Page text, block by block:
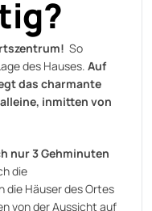
So
des Hauses. Auf
das charmante
inmitten von
nur 3 Gehminuten
die
die Häuser des Ortes
von der Aussicht auf